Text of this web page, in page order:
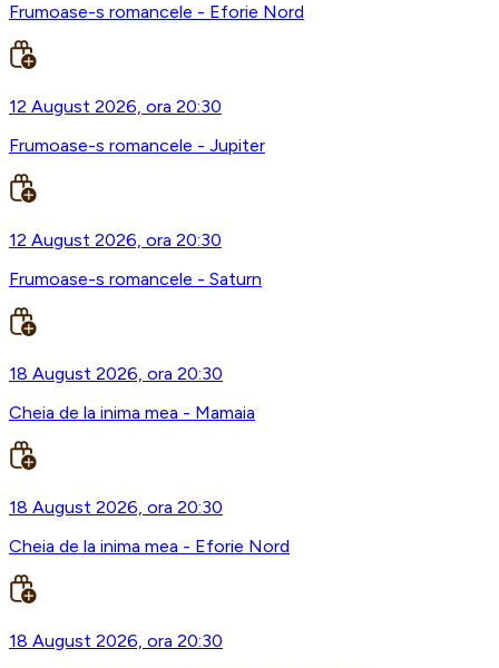
Frumoase-s romancele - Eforie Nord
12 August 2026, ora 20:30
Frumoase-s romancele - Jupiter
12 August 2026, ora 20:30
Frumoase-s romancele - Saturn
18 August 2026, ora 20:30
Cheia de la inima mea - Mamaia
18 August 2026, ora 20:30
Cheia de la inima mea - Eforie Nord
18 August 2026, ora 20:30